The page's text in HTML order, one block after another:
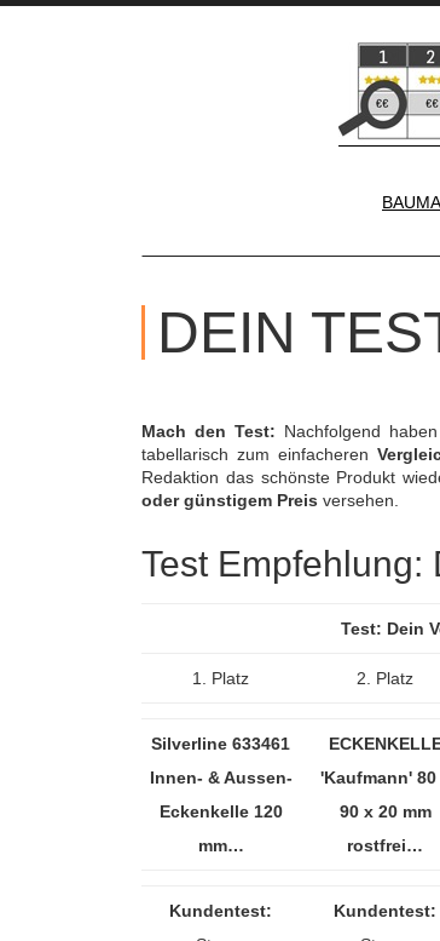
DEIN
Mach den Test: Nachfolgend
tabellarisch zum einfacheren
Redaktion das schönste Produkt
oder günstigem Preis versehen.
Test Empfehlung:
Test: Dein
1. Platz 2. Platz
Silverline 633461
Innen- & Aussen-
Eckenkelle 120
mm…
'Kaufmann' 80
90 x 20 mm
rostfrei…
Kundentest:
Kundentest: